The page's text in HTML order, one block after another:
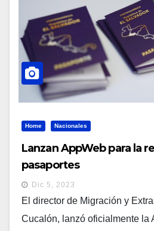
Home Nacionales
Lanzan AppWeb para la
pasaportes
Dic 5, 2023
El director de Migración y
Cucalón, lanzó oficialmente la